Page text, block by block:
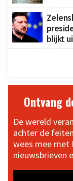
blijkt
Ontvang
De wereld
achter de
wees mee met
nieuwsbrieven